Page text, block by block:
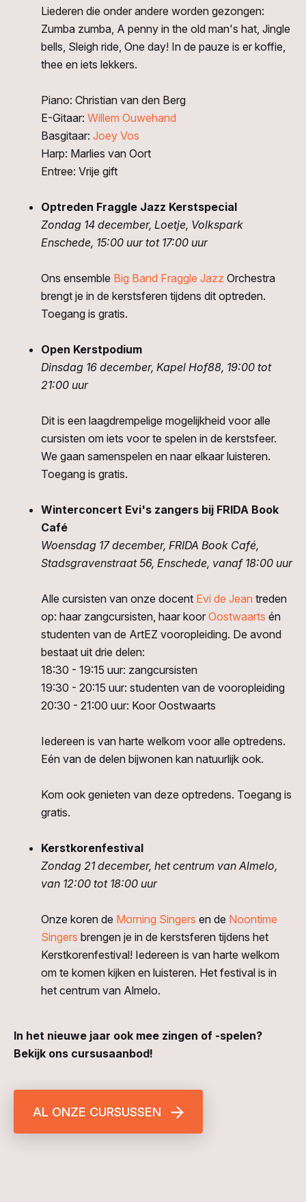
Liederen die onder andere worden gezongen:
Zumba zumba, A penny in the old man's hat, Jingle
bells, Sleigh ride, One day! In de pauze is er koffie,
thee en iets lekkers.
Piano: Christian van den Berg
E-Gitaar: Willem Ouwehand
Basgitaar: Joey Vos
Harp: Marlies van Oort
Entree: Vrije gift
Optreden Fraggle Jazz Kerstspecial
Zondag 14 december, Loetje, Volkspark
Enschede, 15:00 uur tot 17:00 uur
Ons ensemble Big Band Fraggle Jazz Orchestra
brengt je in de kerstsferen tijdens dit optreden.
Toegang is gratis.
Open Kerstpodium
Dinsdag 16 december, Kapel Hof88, 19:00 tot
21:00 uur
Dit is een laagdrempelige mogelijkheid voor alle
cursisten om iets voor te spelen in de kerstsfeer.
We gaan samenspelen en naar elkaar luisteren.
Toegang is gratis.
Winterconcert Evi's zangers bij FRIDA Book
Café
Woensdag 17 december, FRIDA Book Café,
Stadsgravenstraat 56, Enschede, vanaf 18:00 uur
Alle cursisten van onze docent Evi de Jean treden
op: haar zangcursisten, haar koor Oostwaarts én
studenten van de ArtEZ vooropleiding. De avond
bestaat uit drie delen:
18:30 - 19:15 uur: zangcursisten
19:30 - 20:15 uur: studenten van de vooropleiding
20:30 - 21:00 uur: Koor Oostwaarts
Iedereen is van harte welkom voor alle optredens.
Eén van de delen bijwonen kan natuurlijk ook.
Kom ook genieten van deze optredens. Toegang is
gratis.
Kerstkorenfestival
Zondag 21 december, het centrum van Almelo,
van 12:00 tot 18:00 uur
Onze koren de Morning Singers en de Noontime
Singers brengen je in de kerstsferen tijdens het
Kerstkorenfestival! Iedereen is van harte welkom
om te komen kijken en luisteren. Het festival is in
het centrum van Almelo.
In het nieuwe jaar ook mee zingen of -spelen?
Bekijk ons cursusaanbod!
AL ONZE CURSUSSEN